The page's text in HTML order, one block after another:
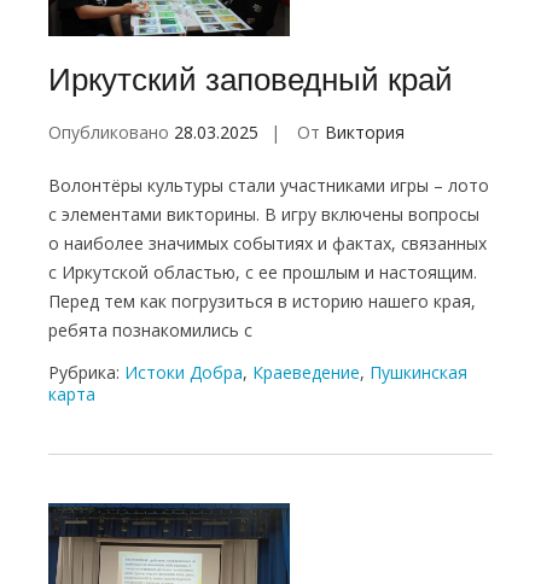
Иркутский заповедный край
Опубликовано 28.03.2025 От Виктория
Волонтёры культуры стали участниками игры – лото
с элементами викторины. В игру включены вопросы
о наиболее значимых событиях и фактах, связанных
с Иркутской областью, с ее прошлым и настоящим.
Перед тем как погрузиться в историю нашего края,
ребята познакомились с
Рубрика: Истоки Добра, Краеведение, Пушкинская
карта
записям